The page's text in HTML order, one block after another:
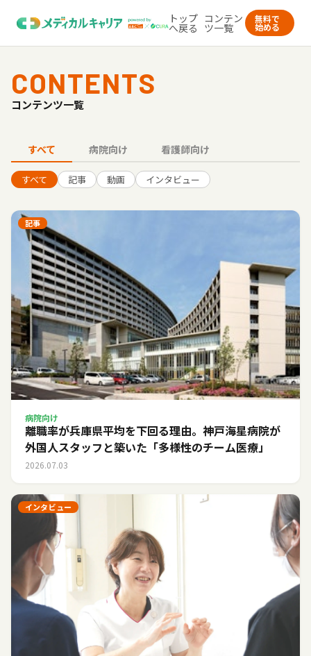
トップ
へ戻る
コンテン
ツ一覧
無料で
始める
CONTENTS
コンテンツ一覧
すべて 病院向け 看護師向け
すべて 記事 動画 インタビュー
記事
病院向け
離職率が兵庫県平均を下回る理由。神戸海星病院が
外国人スタッフと築いた「多様性のチーム医療」
2026.07.03
インタビュー